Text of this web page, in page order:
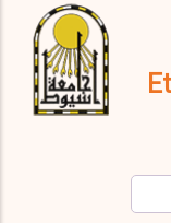
décisions
Expatriés
Journal